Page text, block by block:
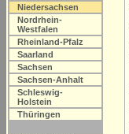
Niedersachsen
Nordrhein-
Westfalen
Rheinland-Pfalz
Saarland
Sachsen
Sachsen-Anhalt
Schleswig-
Holstein
Thüringen